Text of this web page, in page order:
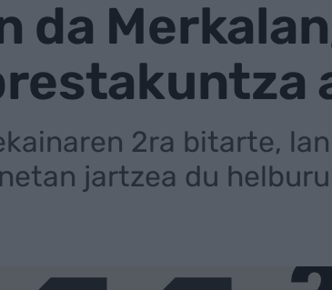
da
2ra bitarte,
jartzea du helburu